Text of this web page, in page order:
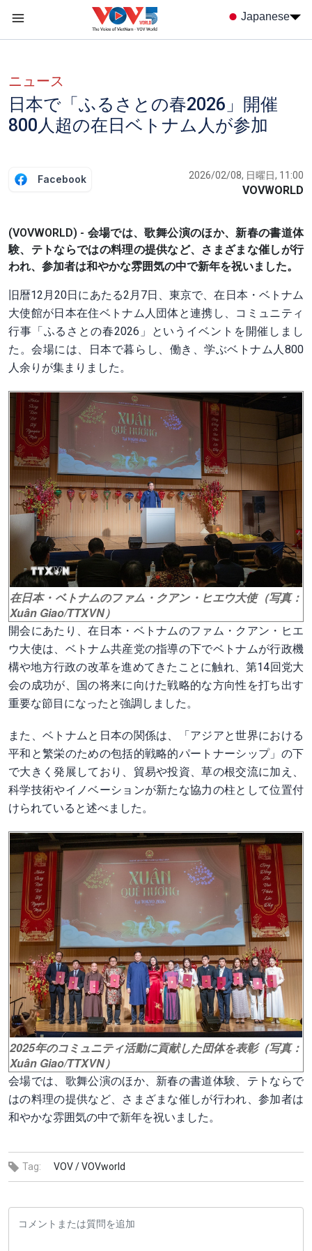
Japanese
ニュース
日本で「ふるさとの春2026」開催
800人超の在日ベトナム人が参加
Facebook 2026/02/08, 日曜日, 11:00
VOVWORLD
(VOVWORLD) - 会場では、歌舞公演のほか、新春の書道体
験、テトならではの料理の提供など、さまざまな催しが行
われ、参加者は和やかな雰囲気の中で新年を祝いました。
旧暦12月20日にあたる2月7日、東京で、在日本・ベトナム
大使館が日本在住ベトナム人団体と連携し、コミュニティ
行事「ふるさとの春2026」というイベントを開催しまし
た。会場には、日本で暮らし、働き、学ぶベトナム人800
人余りが集まりました。
在日本・ベトナムのファム・クアン・ヒエウ大使（写真：
Xuân Giao/TTXVN）
開会にあたり、在日本・ベトナムのファム・クアン・ヒエ
ウ大使は、ベトナム共産党の指導の下でベトナムが行政機
構や地方行政の改革を進めてきたことに触れ、第14回党大
会の成功が、国の将来に向けた戦略的な方向性を打ち出す
重要な節目になったと強調しました。
また、ベトナムと日本の関係は、「アジアと世界における
平和と繁栄のための包括的戦略的パートナーシップ」の下
で大きく発展しており、貿易や投資、草の根交流に加え、
科学技術やイノベーションが新たな協力の柱として位置付
けられていると述べました。
2025年のコミュニティ活動に貢献した団体を表彰（写真：
Xuân Giao/TTXVN）
会場では、歌舞公演のほか、新春の書道体験、テトならで
はの料理の提供など、さまざまな催しが行われ、参加者は
和やかな雰囲気の中で新年を祝いました。
Tag: VOV /VOVworld